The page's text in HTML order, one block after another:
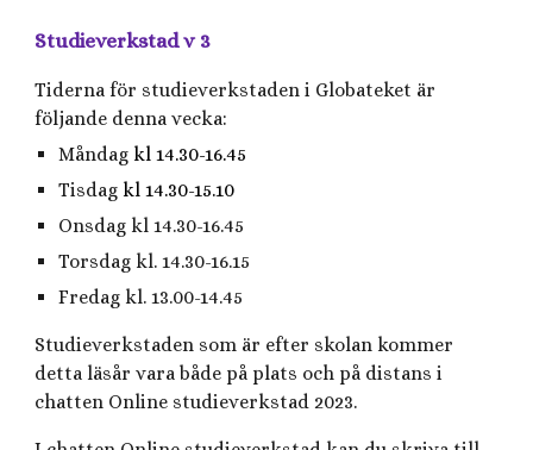
Studieverkstad v 3
Tiderna för studieverkstaden i Globateket är
följande denna vecka:
Måndag kl 14.30-16.45
Tisdag kl 14.30-15.10
Onsdag kl 14.30-16.45
Torsdag kl. 14.30-16.15
Fredag kl. 13.00-14.45
Studieverkstaden som är efter skolan kommer
detta läsår vara både på plats och på distans i
chatten Online studieverkstad 2023.